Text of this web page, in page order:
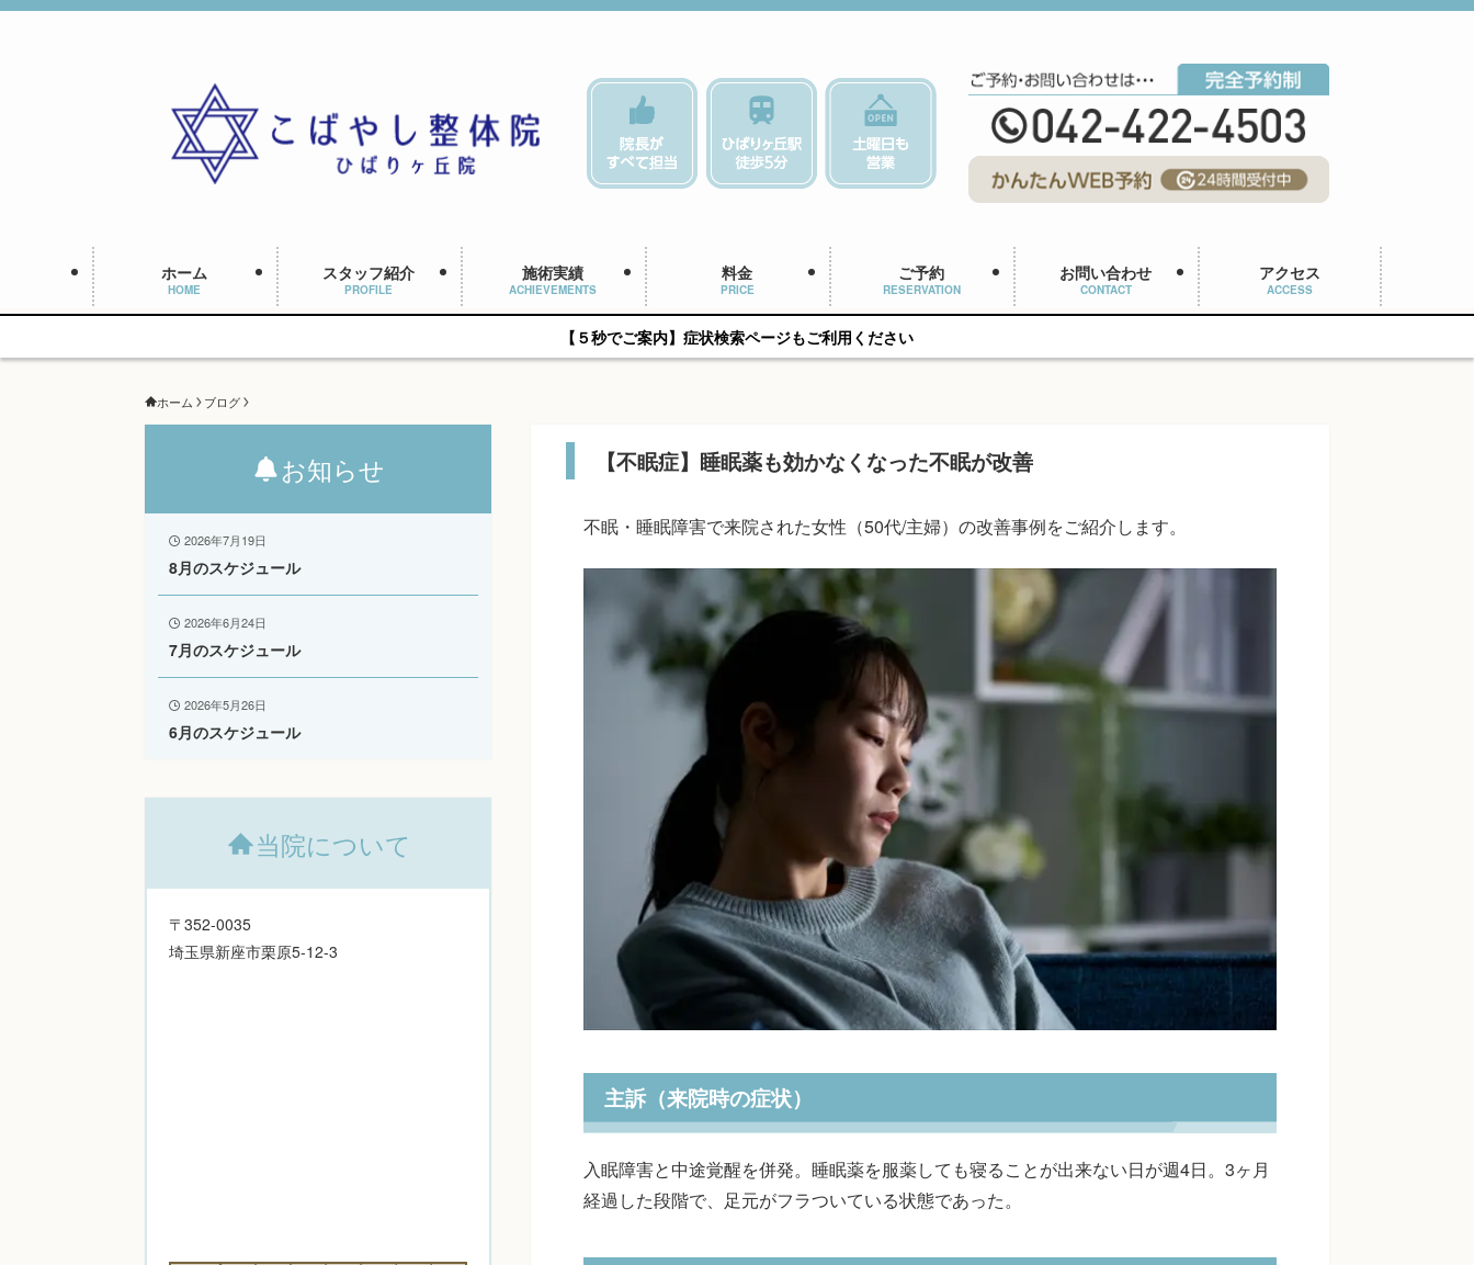
ホーム
HOME
スタッフ紹介
PROFILE
施術実績
ACHIEVEMENTS
料金
PRICE
ご予約
RESERVATION
お問い合わせ
CONTACT
アクセス
ACCESS
【５秒でご案内】症状検索ページもご利用ください
ホーム ブログ
【不眠症】睡眠薬も効かなくなった不眠が改善
不眠・睡眠障害で来院された女性（50代/主婦）の改善事例をご紹介します。
主訴（来院時の症状）
入眠障害と中途覚醒を併発。睡眠薬を服薬しても寝ることが出来ない日が週4日。3ヶ月
経過した段階で、足元がフラついている状態であった。
お知らせ
2026年7月19日
8月のスケジュール
2026年6月24日
7月のスケジュール
2026年5月26日
6月のスケジュール
当院について
〒352-0035
埼玉県新座市栗原5-12-3